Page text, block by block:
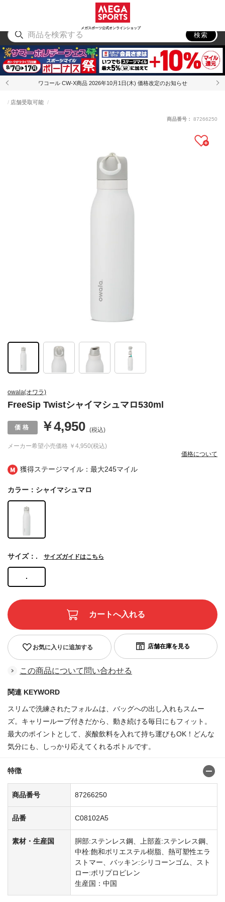
メガスポーツ公式オンラインショップ
アウトドア
検索
ワコール CW-X商品 2026年10月1日(木) 価格改定のお知らせ
獲得ステージマイル：最大245マイル
owala(オワラ)
FreeSip Twistシャイマシュマロ530ml
店舗受取可能
メーカー希望小売価格 ￥4,950(税込)
￥4,950 (税込)
価格について
商品番号： 87266250
カラー：シャイマシュマロ
.
サイズ：. サイズガイドはこちら
お気に入りに追加する
この商品について問い合わせる
関連 KEYWORD
スリムで洗練されたフォルムは、バッグへの出し入れもスムー
ズ。キャリーループ付きだから、動き続ける毎日にもフィット。
最大のポイントとして、炭酸飲料を入れて持ち運びもOK！どんな
気分にも、しっかり応えてくれるボトルです。
特徴
商品番号 87266250
品番 C08102A5
素材・生産国
胴部:ステンレス鋼、上部蓋:ステンレス鋼、
中栓:飽和ポリエステル樹脂、熱可塑性エラ
ストマー、バッキン:シリコーンゴム、スト
ロー:ポリプロピレン
生産国：中国